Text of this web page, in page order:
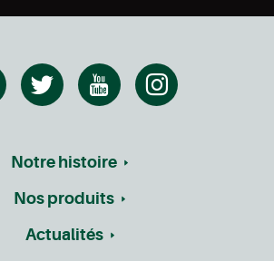
Notre histoire
Nos produits
Actualités